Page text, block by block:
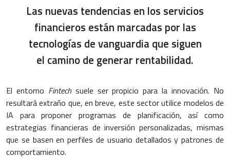
Las nuevas tendencias en los servicios
financieros están marcadas por las
tecnologías de vanguardia que siguen
el camino de generar rentabilidad.
El entorno Fintechsuele ser propicio para la innovación. No
resultará extraño que, en breve, este sector utilice modelos de
IA para proponer programas de planificación, así como
estrategias financieras de inversión personalizadas, mismas
que se basen en perfiles de usuario detallados y patrones de
comportamiento.